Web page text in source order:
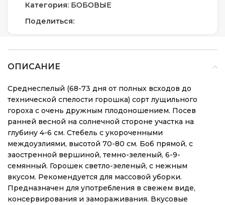
Категория: БОБОВЫЕ
Поделиться:
ОПИСАНИЕ
Среднеспелый (68-73 дня от полных всходов до
технической спелости горошка) сорт лущильного
гороха с очень дружным плодоношением. Посев
ранней весной на солнечной стороне участка на
глубину 4-6 см. Стебель с укороченными
междоузлиями, высотой 70-80 см. Боб прямой, с
заостренной вершиной, темно-зеленый, 6-9-
семянный. Горошек светло-зеленый, с нежным
вкусом. Рекомендуется для массовой уборки.
Предназначен для употребления в свежем виде,
консервирования и замораживания. Вкусовые